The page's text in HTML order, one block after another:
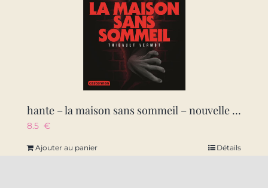
hante – la maison sans sommeil – nouvelle edition
8.5 €
Ajouter au panier Détails